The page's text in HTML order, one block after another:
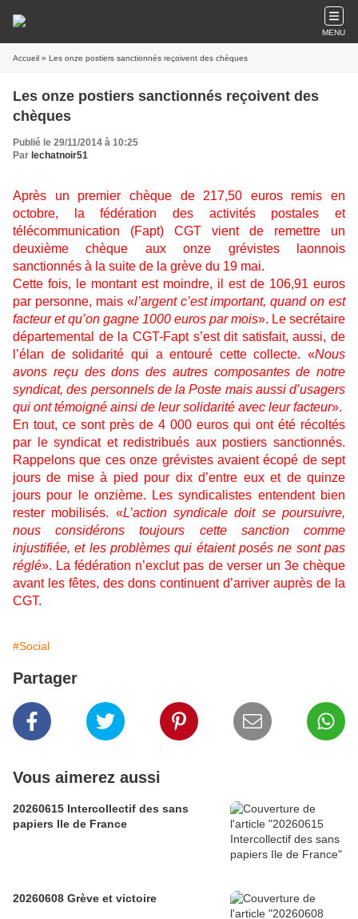
MENU
Accueil » Les onze postiers sanctionnés reçoivent des chèques
Les onze postiers sanctionnés reçoivent des
chèques
Publié le 29/11/2014 à 10:25
Par lechatnoir51
Après un premier chèque de 217,50 euros remis en
octobre, la fédération des activités postales et
télécommunication (Fapt) CGT vient de remettre un
deuxième chèque aux onze grévistes laonnois
sanctionnés à la suite de la grève du 19 mai.
Cette fois, le montant est moindre, il est de 106,91 euros
par personne, mais «l’argent c’est important, quand on est
facteur et qu’on gagne 1000 euros par mois». Le secrétaire
départemental de la CGT-Fapt s’est dit satisfait, aussi, de
l’élan de solidarité qui a entouré cette collecte. «Nous
avons reçu des dons des autres composantes de notre
syndicat, des personnels de la Poste mais aussi d’usagers
qui ont témoigné ainsi de leur solidarité avec leur facteur».
En tout, ce sont près de 4 000 euros qui ont été récoltés
par le syndicat et redistribués aux postiers sanctionnés.
Rappelons que ces onze grévistes avaient écopé de sept
jours de mise à pied pour dix d’entre eux et de quinze
jours pour le onzième. Les syndicalistes entendent bien
rester mobilisés. «L’action syndicale doit se poursuivre,
nous considérons toujours cette sanction comme
injustifiée, et les problèmes qui étaient posés ne sont pas
réglé». La fédération n’exclut pas de verser un 3e chèque
avant les fêtes, des dons continuent d’arriver auprès de la
CGT.
#Social
Partager
Vous aimerez aussi
20260615 Intercollectif des sans
papiers Ile de France
20260608 Grève et victoire